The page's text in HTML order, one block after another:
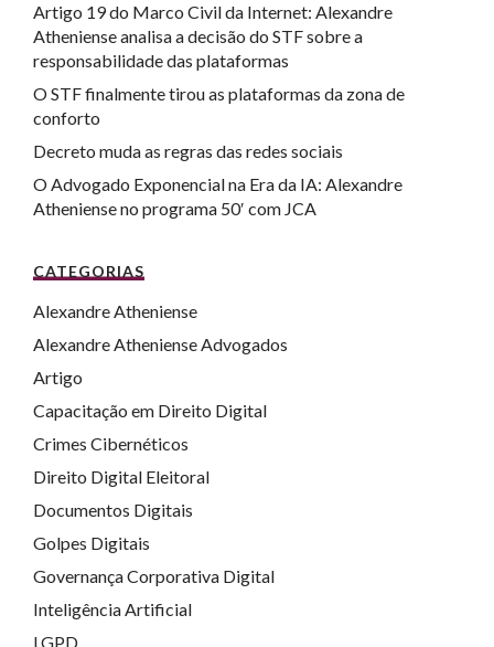
Artigo 19 do Marco Civil da Internet: Alexandre
Atheniense analisa a decisão do STF sobre a
responsabilidade das plataformas
O STF finalmente tirou as plataformas da zona de
conforto
Decreto muda as regras das redes sociais
O Advogado Exponencial na Era da IA: Alexandre
Atheniense no programa 50′ com JCA
CATEGORIAS
Alexandre Atheniense
Alexandre Atheniense Advogados
Artigo
Capacitação em Direito Digital
Crimes Cibernéticos
Direito Digital Eleitoral
Documentos Digitais
Golpes Digitais
Governança Corporativa Digital
Inteligência Artificial
LGPD